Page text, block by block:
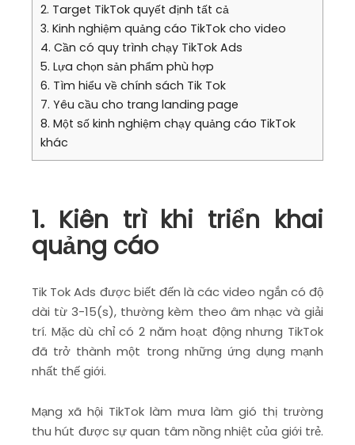
2. Target TikTok quyết định tất cả
3. Kinh nghiệm quảng cáo TikTok cho video
4. Cần có quy trình chạy TikTok Ads
5. Lựa chọn sản phẩm phù hợp
6. Tìm hiểu về chính sách Tik Tok
7. Yêu cầu cho trang landing page
8. Một số kinh nghiệm chạy quảng cáo TikTok
khác
1. Kiên trì khi triển khai
quảng cáo
Tik Tok Ads được biết đến là các video ngắn có độ
dài từ 3-15(s), thường kèm theo âm nhạc và giải
trí. Mặc dù chỉ có 2 năm hoạt động nhưng TikTok
đã trở thành một trong những ứng dụng mạnh
nhất thế giới.
Mạng xã hội TikTok làm mưa làm gió thị trường
thu hút được sự quan tâm nồng nhiệt của giới trẻ.